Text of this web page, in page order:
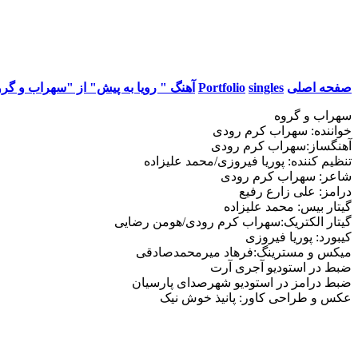
صفحه اصلی Portfolio singles آهنگ " رویا به پیش" از "سهراب و
سهراب و گروه
خواننده: سهراب کرم رودی
آهنگساز:سهراب کرم رودی
تنظیم کننده: پوریا فیروزی/محمد علیزاده
شاعر: سهراب کرم رودی
درامز: علی زارع رفیع
گیتار بیس: محمد علیزاده
گیتار الکتریک:سهراب کرم رودی/هومن رضایی
کیبورد: پوریا فیروزی
میکس و مسترینگ:فرهاد میرمحمدصادقی
ضبط در استودیو آجری آرت
ضبط درامز در استودیو شهرصدای پارسیان
عکس و طراحی کاور: پانیذ خوش نیک